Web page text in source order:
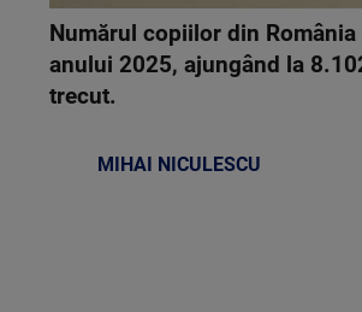
Numărul copiilor din
anului 2025, ajungând la
trecut.
MIHAI NICULESCU